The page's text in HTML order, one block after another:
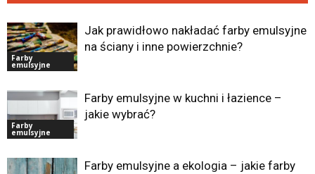
Farby
emulsyjne
Jak prawidłowo nakładać farby emulsyjne
na ściany i inne powierzchnie?
Farby
emulsyjne
Farby emulsyjne w kuchni i łazience –
jakie wybrać?
Farby emulsyjne a ekologia – jakie farby